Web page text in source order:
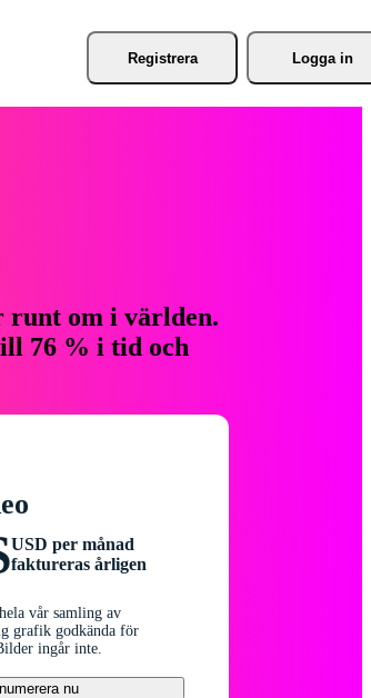
Registrera Logga in
runt om i världen.
76 % i tid och
USD per månad
faktureras årligen
vår samling av
grafik godkända för
ingår inte.
nu